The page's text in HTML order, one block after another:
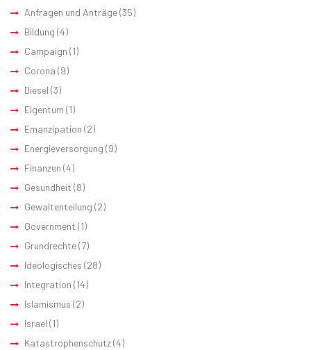
Anfragen und Anträge(35)
Bildung (4)
Campaign (1)
Corona (9)
Diesel (3)
Eigentum (1)
Emanzipation (2)
Energieversorgung (9)
Finanzen (4)
Gesundheit (8)
Gewaltenteilung (2)
Government (1)
Grundrechte(7)
Ideologisches (28)
Integration (14)
Islamismus (2)
Israel (1)
Katastrophenschutz(4)